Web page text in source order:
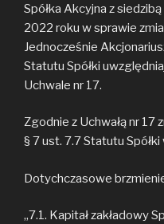
Spółka Akcyjna z
2022 roku w sprawie
Jednocześnie
Statutu Spółki
Uchwale nr 17.
Zgodnie z Uchwałą nr 17
§ 7 ust. 7.7 Statutu
Dotychczasowe
„7.1. Kapitał zakładowy